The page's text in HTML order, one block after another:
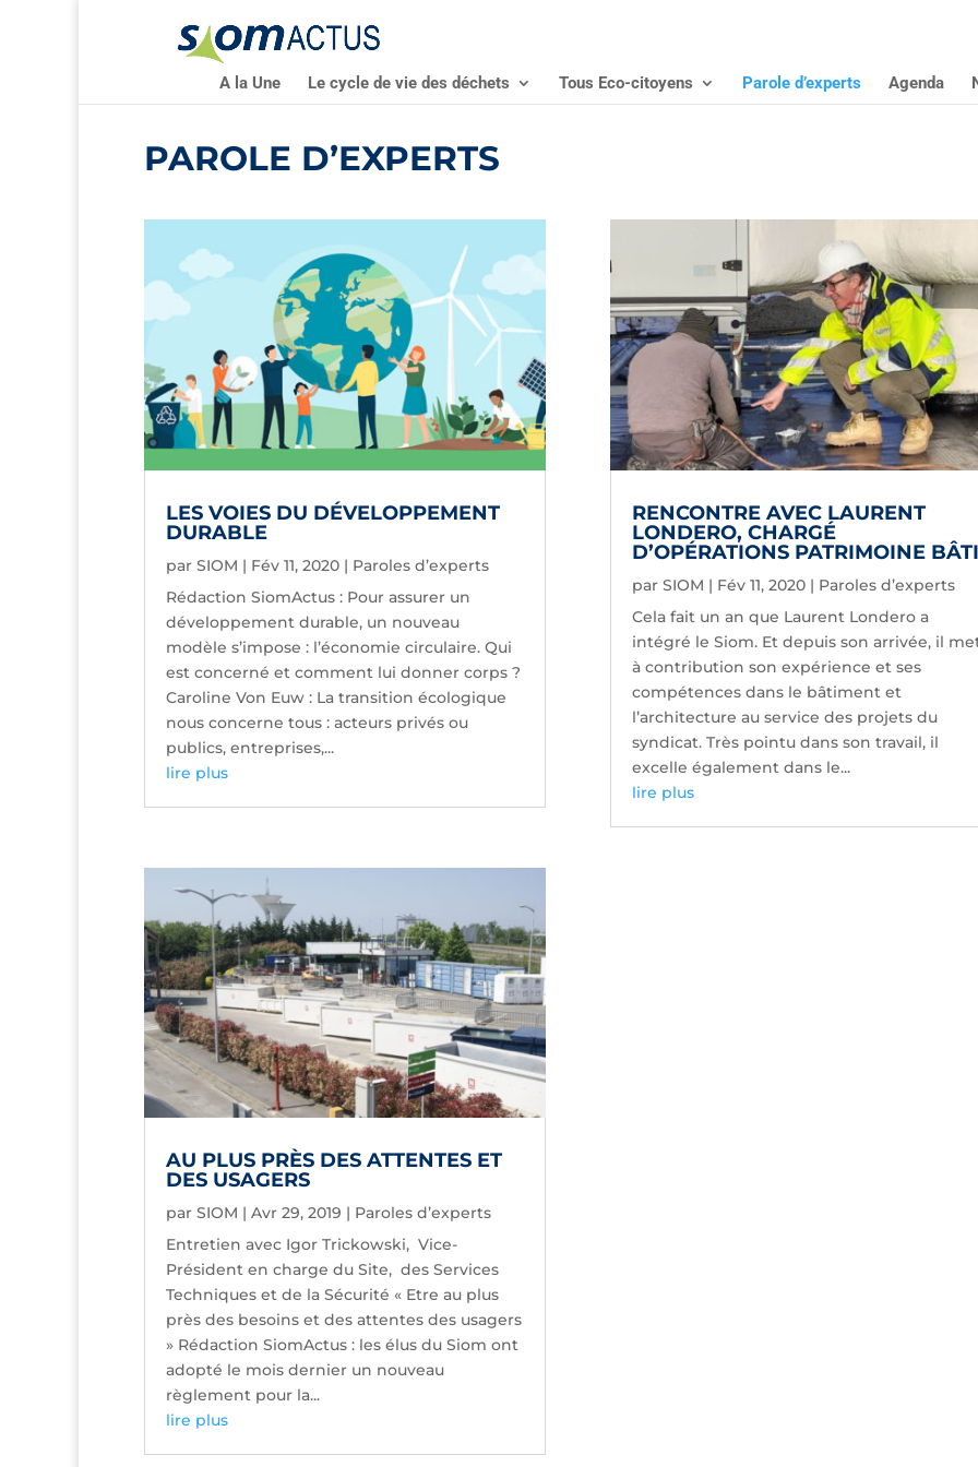
A la Une Le cycle de vie des déchets Tous Eco-citoyens Parole d’experts Agenda
PAROLE D’EXPERTS
LES VOIES DU DÉVELOPPEMENT
DURABLE
par SIOM | Fév 11, 2020 | Paroles d’experts
Rédaction SiomActus : Pour assurer un
développement durable, un nouveau
modèle s’impose : l’économie circulaire. Qui
est concerné et comment lui donner corps ?
Caroline Von Euw : La transition écologique
nous concerne tous : acteurs privés ou
publics, entreprises,...
lire plus
AU PLUS PRÈS DES ATTENTES ET
DES USAGERS
par SIOM | Avr 29, 2019 | Paroles d’experts
Entretien avec Igor Trickowski, Vice-
Président en charge du Site, des Services
Techniques et de la Sécurité « Etre au plus
près des besoins et des attentes des usagers
» Rédaction SiomActus : les élus du Siom ont
adopté le mois dernier un nouveau
règlement pour la...
lire plus
RENCONTRE AVEC LAURENT
LONDERO, CHARGÉ
D’OPÉRATIONS PATRIMOINE
parSIOM | Fév 11, 2020 | Paroles d’experts
Cela fait un an que Laurent Londero a
intégré le Siom. Et depuis son arrivée, il
à contribution son expérience et ses
compétences dans le bâtiment et
l’architecture au service des projets du
syndicat. Très pointu dans son travail, il
excelle également dans le...
lire plus